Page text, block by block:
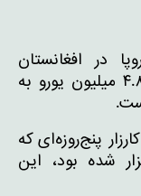
در افغانستان
می‌گوید که در سال گذشته به ارزش ۴.۸ میلیون یورو به
۲۰ حوت، در کارزار پنج‌روزه‌ای که
شده بود، این